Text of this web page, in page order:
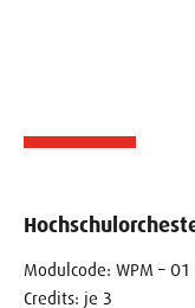
Modulcode: WPM – O1
Credits: je 3